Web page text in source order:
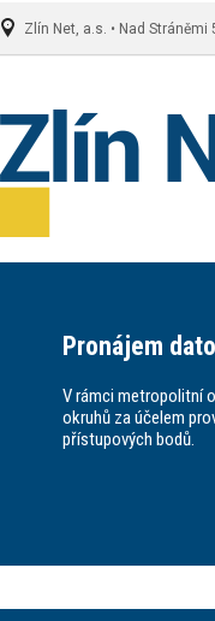
Zlín Net, a.s. • Nad Stráněmi
Pronájem
V rámci metropolitní
okruhů za účelem
přístupových bodů.